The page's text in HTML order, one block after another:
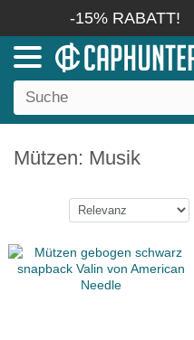
-15% RABATT!
Mützen: Musik